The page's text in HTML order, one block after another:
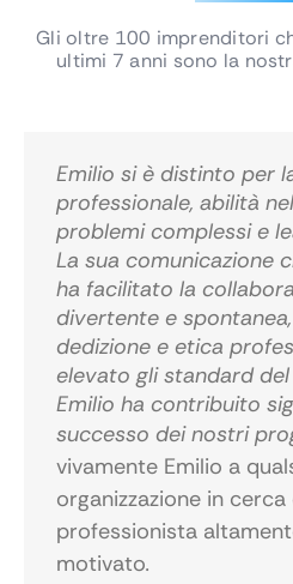
Gli oltre 100 imprenditori
ultimi 7 anni sono la
Emilio si è distinto per
professionale, abilità
problemi complessi e
La sua comunicazione
ha facilitato la
divertente e
dedizione e etica
elevato gli standard
Emilio ha contribuito
successo dei nostri
vivamente Emilio a
organizzazione in cerca
professionista
motivato.